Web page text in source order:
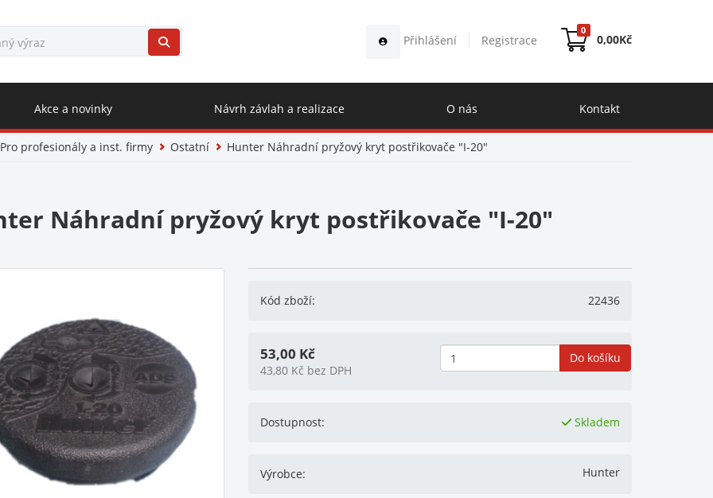
0
0,00Kč
Přihlášení Registrace
Akce a novinky Návrh závlah a realizace O nás Kontakt
Pro profesionály a inst. firmy Ostatní Hunter Náhradní pryžový kryt postřikovače "I-20"
Náhradní pryžový kryt postřikovače "I-20"
Kód zboží: 22436
53,00 Kč
43,80 Kč bez DPH
Do košíku
Dostupnost: Skladem
Výrobce: Hunter